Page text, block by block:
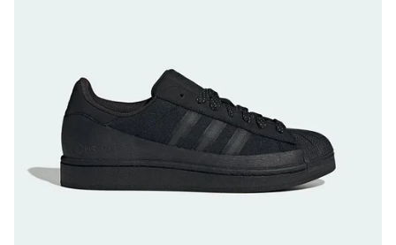
防水鞋推薦 10. PUMA Voyage NITRO™ 4
GORE-TEX：氮氣中底注入，回彈與防滑兼具的
全天候越野跑鞋
防水鞋推薦 11. On Cloudhorizon 2 WP：腳
感軟彈、搭載 Missiongrip™ 的防水輕越野鞋